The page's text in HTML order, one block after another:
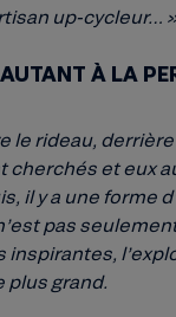
up-cycleur…
À LA
le rideau,
cherchés et eux
il y a une forme
pas
plus grand.